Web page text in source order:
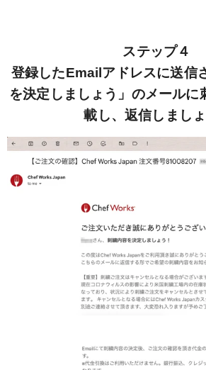
ステップ４
登録したEmailアドレスに送信
を決定しましょう」のメールに
載し、返信しましょ